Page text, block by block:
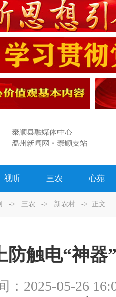
视听 三农 心苑
-> 三农 -> 新农村 -> 正文
防触电“神器
： 2025-05-26